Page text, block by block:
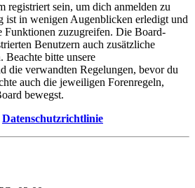
registriert sein, um dich anmelden zu
ist in wenigen Augenblicken erledigt und
Funktionen zuzugreifen. Die Board-
Benutzern auch zusätzliche
Beachte bitte unsere
die verwandten Regelungen, bevor du
auch die jeweiligen Forenregeln,
bewegst.
Datenschutzrichtlinie